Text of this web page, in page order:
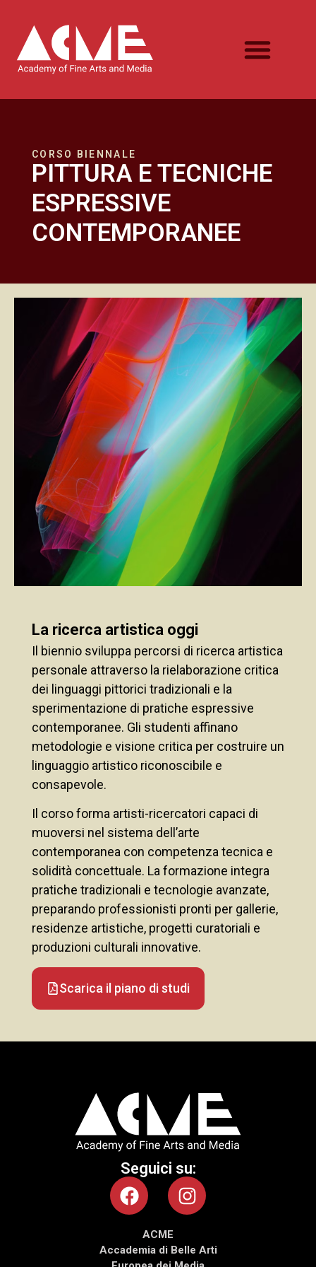
CORSO BIENNALE
PITTURA E TECNICHE
ESPRESSIVE
CONTEMPORANEE
La ricerca artistica oggi
Il biennio sviluppa percorsi di ricerca artistica
personale attraverso la rielaborazione critica
dei linguaggi pittorici tradizionali e la
sperimentazione di pratiche espressive
contemporanee. Gli studenti affinano
metodologie e visione critica per costruire un
linguaggio artistico riconoscibile e
consapevole.
Il corso forma artisti-ricercatori capaci di
muoversi nel sistema dell’arte
contemporanea con competenza tecnica e
solidità concettuale. La formazione integra
pratiche tradizionali e tecnologie avanzate,
preparando professionisti pronti per gallerie,
residenze artistiche, progetti curatoriali e
produzioni culturali innovative.
Scarica il piano di studi
Seguici su:
ACME
Accademia di Belle Arti